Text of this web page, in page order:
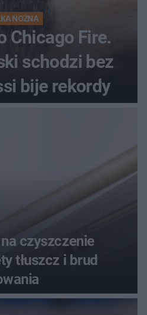
NOŻNA
Chicago Fire.
schodzi bez
bije rekordy
czyszczenie
tłuszcz i brud